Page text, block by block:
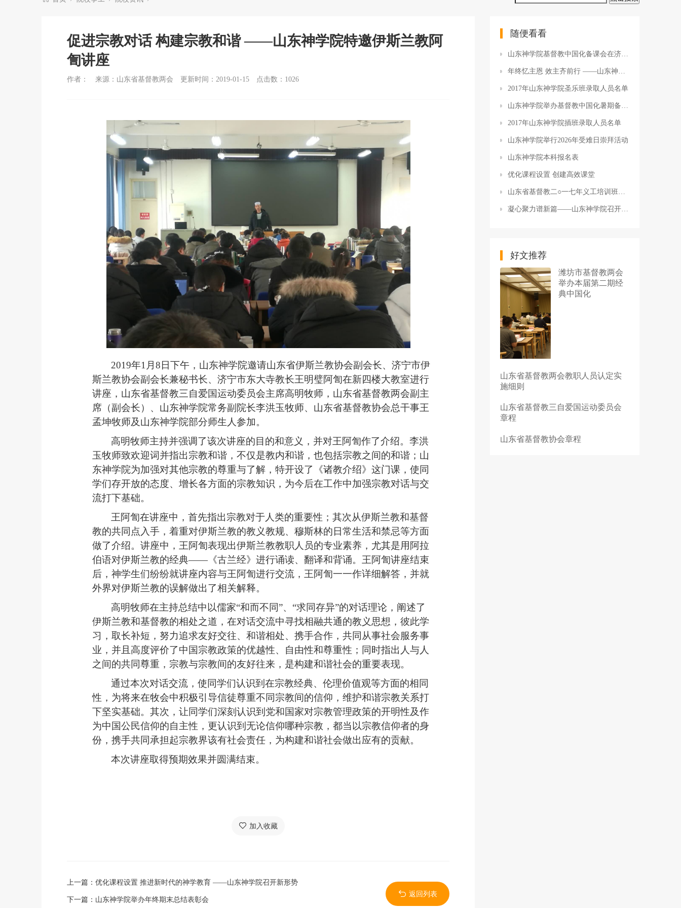
促进宗教对话 构建宗教和谐 ——山东神学院特邀伊斯兰教阿
訇讲座
作者： 来源：山东省基督教两会 更新时间：2019-01-15 点击数： 1026
2019年1月8日下午，山东神学院邀请山东省伊斯兰教协会副会长、济宁市伊
斯兰教协会副会长兼秘书长、济宁市东大寺教长王明璧阿訇在新四楼大教室进行
讲座，山东省基督教三自爱国运动委员会主席高明牧师，山东省基督教两会副主
席（副会长）、山东神学院常务副院长李洪玉牧师、山东省基督教协会总干事王
孟坤牧师及山东神学院部分师生人参加。
高明牧师主持并强调了该次讲座的目的和意义，并对王阿訇作了介绍。李洪
玉牧师致欢迎词并指出宗教和谐，不仅是教内和谐，也包括宗教之间的和谐；山
东神学院为加强对其他宗教的尊重与了解，特开设了《诸教介绍》这门课，使同
学们存开放的态度、增长各方面的宗教知识，为今后在工作中加强宗教对话与交
流打下基础。
王阿訇在讲座中，首先指出宗教对于人类的重要性；其次从伊斯兰教和基督
教的共同点入手，着重对伊斯兰教的教义教规、穆斯林的日常生活和禁忌等方面
做了介绍。讲座中，王阿訇表现出伊斯兰教教职人员的专业素养，尤其是用阿拉
伯语对伊斯兰教的经典——《古兰经》进行诵读、翻译和背诵。王阿訇讲座结束
后，神学生们纷纷就讲座内容与王阿訇进行交流，王阿訇一一作详细解答，并就
外界对伊斯兰教的误解做出了相关解释。
高明牧师在主持总结中以儒家“和而不同”、“求同存异”的对话理论，阐述了
伊斯兰教和基督教的相处之道，在对话交流中寻找相融共通的教义思想，彼此学
习，取长补短，努力追求友好交往、和谐相处、携手合作，共同从事社会服务事
业，并且高度评价了中国宗教政策的优越性、自由性和尊重性；同时指出人与人
之间的共同尊重，宗教与宗教间的友好往来，是构建和谐社会的重要表现。
通过本次对话交流，使同学们认识到在宗教经典、伦理价值观等方面的相同
性，为将来在牧会中积极引导信徒尊重不同宗教间的信仰，维护和谐宗教关系打
下坚实基础。其次，让同学们深刻认识到党和国家对宗教管理政策的开明性及作
为中国公民信仰的自主性，更认识到无论信仰哪种宗教，都当以宗教信仰者的身
份，携手共同承担起宗教界该有社会责任，为构建和谐社会做出应有的贡献。
本次讲座取得预期效果并圆满结束。
加入收藏
上一篇： 优化课程设置 推进新时代的神学教育 ——山东神学院召开新形势
下一篇： 山东神学院举办年终期末总结表彰会
返回列表
随便看看
山东神学院基督教中国化备课会在济南举办
年终忆主恩 效主齐前行 ——山东神学院举办本学期期末总结感恩会
2017年山东神学院圣乐班录取人员名单
山东神学院举办基督教中国化暑期备课会暨爱国主义教育
2017年山东神学院插班录取人员名单
山东神学院举行2026年受难日崇拜活动
山东神学院本科报名表
优化课程设置 创建高效课堂
山东省基督教二○一七年义工培训班报名推荐表
凝心聚力谱新篇——山东神学院召开学前预备会
好文推荐
潍坊市基督教两会
举办本届第二期经
典中国化
山东省基督教两会教职人员认定实
施细则
山东省基督教三自爱国运动委员会
章程
山东省基督教协会章程